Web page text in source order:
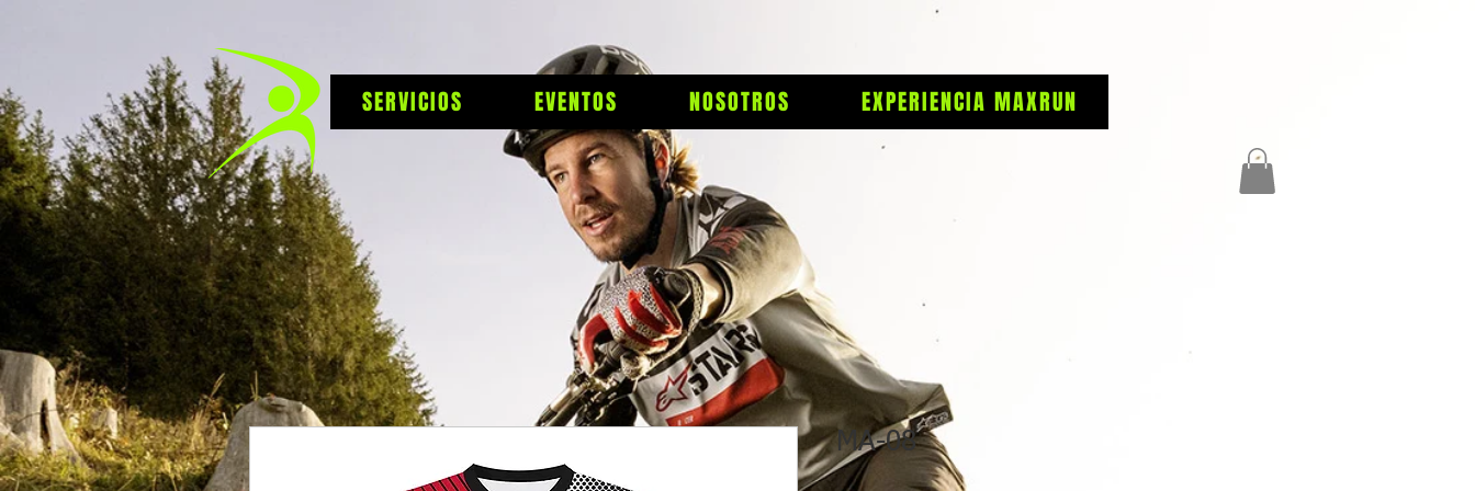
SERVICIOS EVENTOS NOSOTROS EXPERIENCIA MAXRUN
MA-08